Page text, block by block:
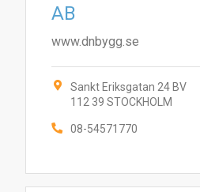
AB
www.dnbygg.se
Sankt Eriksgatan 24 BV
112 39 STOCKHOLM
08-54571770